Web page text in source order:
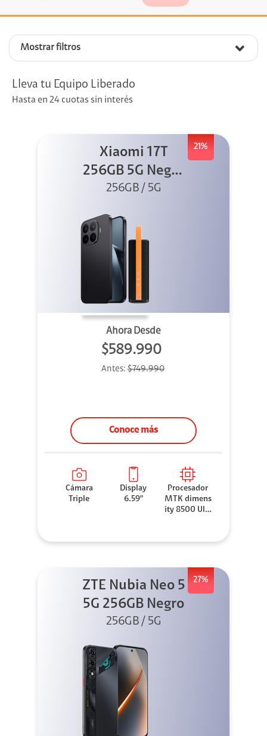
Mostrar filtros
Lleva tu Equipo Liberado
Hasta en 24 cuotas sin interés
21%
Xiaomi 17T
256GB 5G Negro
+ Sound
256GB / 5G
Ahora Desde
$589.990
Antes:$749.990
Conoce más
Cámara
Triple
Display
6.59"
Procesador
MTK dimens
ity 8500 Ultr
27%
ZTE Nubia Neo 5
5G 256GB Negro
256GB / 5G